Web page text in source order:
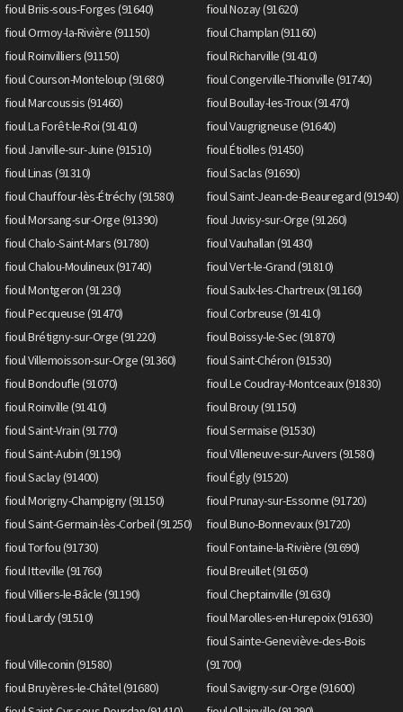
fioul Briis-sous-Forges (91640)
fioul Nozay (91620)
fioul Ormoy-la-Rivière (91150)
fioul Champlan (91160)
fioul Roinvilliers (91150)
fioul Richarville (91410)
fioul Courson-Monteloup (91680)
fioul Congerville-Thionville (91740)
fioul Marcoussis (91460)
fioul Boullay-les-Troux (91470)
fioul La Forêt-le-Roi (91410)
fioul Vaugrigneuse (91640)
fioul Janville-sur-Juine (91510)
fioul Étiolles (91450)
fioul Linas (91310)
fioul Saclas (91690)
fioul Chauffour-lès-Étréchy (91580)
fioul Saint-Jean-de-Beauregard (91940)
fioul Morsang-sur-Orge (91390)
fioul Juvisy-sur-Orge (91260)
fioul Chalo-Saint-Mars (91780)
fioul Vauhallan (91430)
fioul Chalou-Moulineux (91740)
fioul Vert-le-Grand (91810)
fioul Montgeron (91230)
fioul Saulx-les-Chartreux (91160)
fioul Pecqueuse (91470)
fioul Corbreuse (91410)
fioul Brétigny-sur-Orge (91220)
fioul Boissy-le-Sec (91870)
fioul Villemoisson-sur-Orge (91360)
fioul Saint-Chéron (91530)
fioul Bondoufle (91070)
fioul Le Coudray-Montceaux (91830)
fioul Roinville (91410)
fioul Brouy (91150)
fioul Saint-Vrain (91770)
fioul Sermaise (91530)
fioul Saint-Aubin (91190)
fioul Villeneuve-sur-Auvers (91580)
fioul Saclay (91400)
fioul Égly (91520)
fioul Morigny-Champigny (91150)
fioul Prunay-sur-Essonne (91720)
fioul Saint-Germain-lès-Corbeil (91250)
fioul Buno-Bonnevaux (91720)
fioul Torfou (91730)
fioul Fontaine-la-Rivière (91690)
fioul Itteville (91760)
fioul Breuillet (91650)
fioul Villiers-le-Bâcle (91190)
fioul Cheptainville (91630)
fioul Lardy (91510)
fioul Marolles-en-Hurepoix (91630)
fioul Villeconin (91580)
fioul Sainte-Geneviève-des-Bois
(91700)
fioul Bruyères-le-Châtel (91680)
fioul Savigny-sur-Orge (91600)